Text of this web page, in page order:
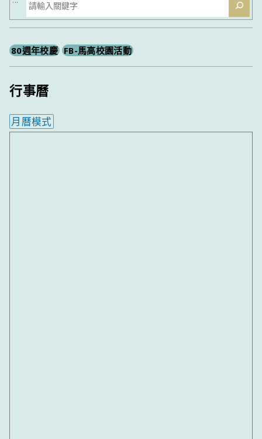
尋
80週年校慶 FB-馬高校園活動
行事曆
月曆模式